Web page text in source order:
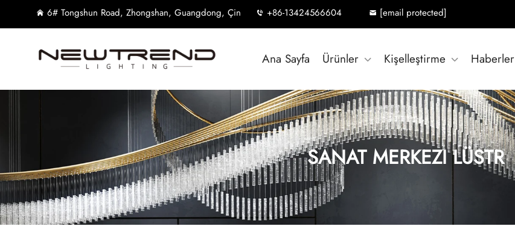
6# Tongshun Road, Zhongshan, Guangdong, Çin +86-13424566604 [email protected]
Ana Sayfa Ürünler Kişelleştirme Haberler
SANAT MERKEZI LÜSTR